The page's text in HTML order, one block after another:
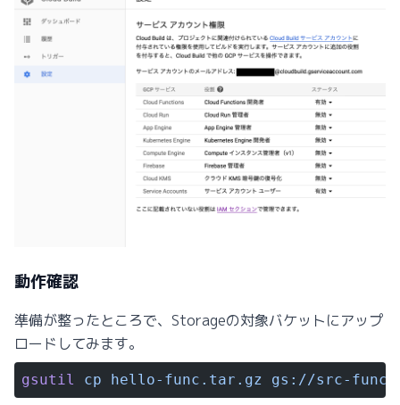
動作確認
準備が整ったところで、Storageの対象バケットにアップ
ロードしてみます。
gsutil cp hello-func.tar.gz gs://src-